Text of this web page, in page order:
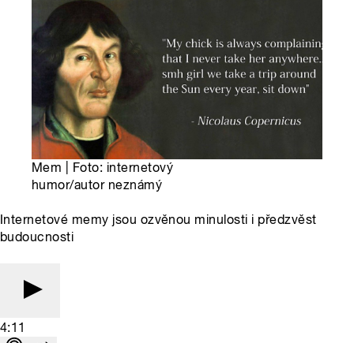
Mem | Foto: internetový
humor/autor neznámý
Internetové memy jsou ozvěnou minulosti i předzvěst
budoucnosti
4:11